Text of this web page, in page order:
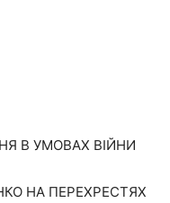
В УМОВАХ ВІЙНИ
НА ПЕРЕХРЕСТЯХ